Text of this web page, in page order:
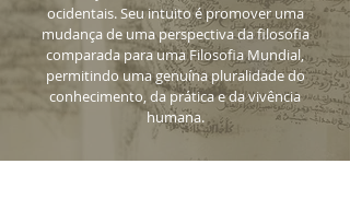
ocidentais. Seu intuito é promover uma
mudança de uma perspectiva da filosofia
comparada para uma Filosofia Mundial,
permitindo uma genuína pluralidade do
conhecimento, da prática e da vivência
humana.